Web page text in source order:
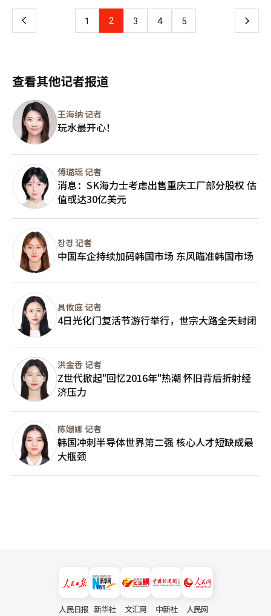
受暑期旅游需求增加带动，个人服务价格同比上涨3.5%，高于6月
的3.4%，其中出境跟团游价格上涨20%。国际机票价格同比上涨
21.7%，连续两个月保持在20%以上，但涨幅较6月的28.2%有所
12月以来最大涨幅。
78%。 业内人士认为，韩国劳动力市场结构也是理工科留学生不
足的重要原因。制造业岗位通常需要接受专业培训，工作强度也相
业中央会外国人力支援室室长金基勋（音）表示，制造业现场更需
规模外，也有必要完善相关制度，允许持职业培训（D-4-6）签
证、已在韩国完成技术培训的外国人转换为非专业就业（E-9）签
证，以充实制造业技能人才队伍。
卡”，以及面向韩国本国大学生和外籍留学生发行的“Young
Hana ISIC国际学生证借记卡”，满足不同学生群体的金融需求。
服务，同时兼具国际学生证功能。此外，韩亚银行是韩国唯一一家
向外籍留学生提供ISIC国际学生证服务的银行，进一步提升了留学
生在韩办理金融业务的便利性。 为让更多学生享受国际学生证相
关优惠，韩亚银行将于9月1日起推出ISIC国际学生证认证费补贴活
动。韩亚银行相关负责人表示，此举体现了银行在提升韩国本国学
生及外籍留学生金融服务便利性方面取得的成效。未来，韩亚银行
将继续围绕大学生群体的生活需求，扩大差异化金融服务，为学生
在韩国及海外学习、生活提供更加便捷的金融支持。
上 1 2 3 4 5 下
查看其他记者报道
王海纳 记者
玩水最开心！
傅璐瑶 记者
消息：SK海力士考虑出售重庆工厂部分股权 估
值或达30亿美元
장경 记者
中国车企持续加码韩国市场 东风瞄准韩国市场
具攸庭 记者
4日光化门复活节游行举行，世宗大路全天封闭
洪金香 记者
Z世代掀起"回忆2016年"热潮 怀旧背后折射经
济压力
陈姗娜 记者
韩国冲刺半导体世界第二强 核心人才短缺成最
大瓶颈
人民日报 新华社 文汇网 中新社 人民网